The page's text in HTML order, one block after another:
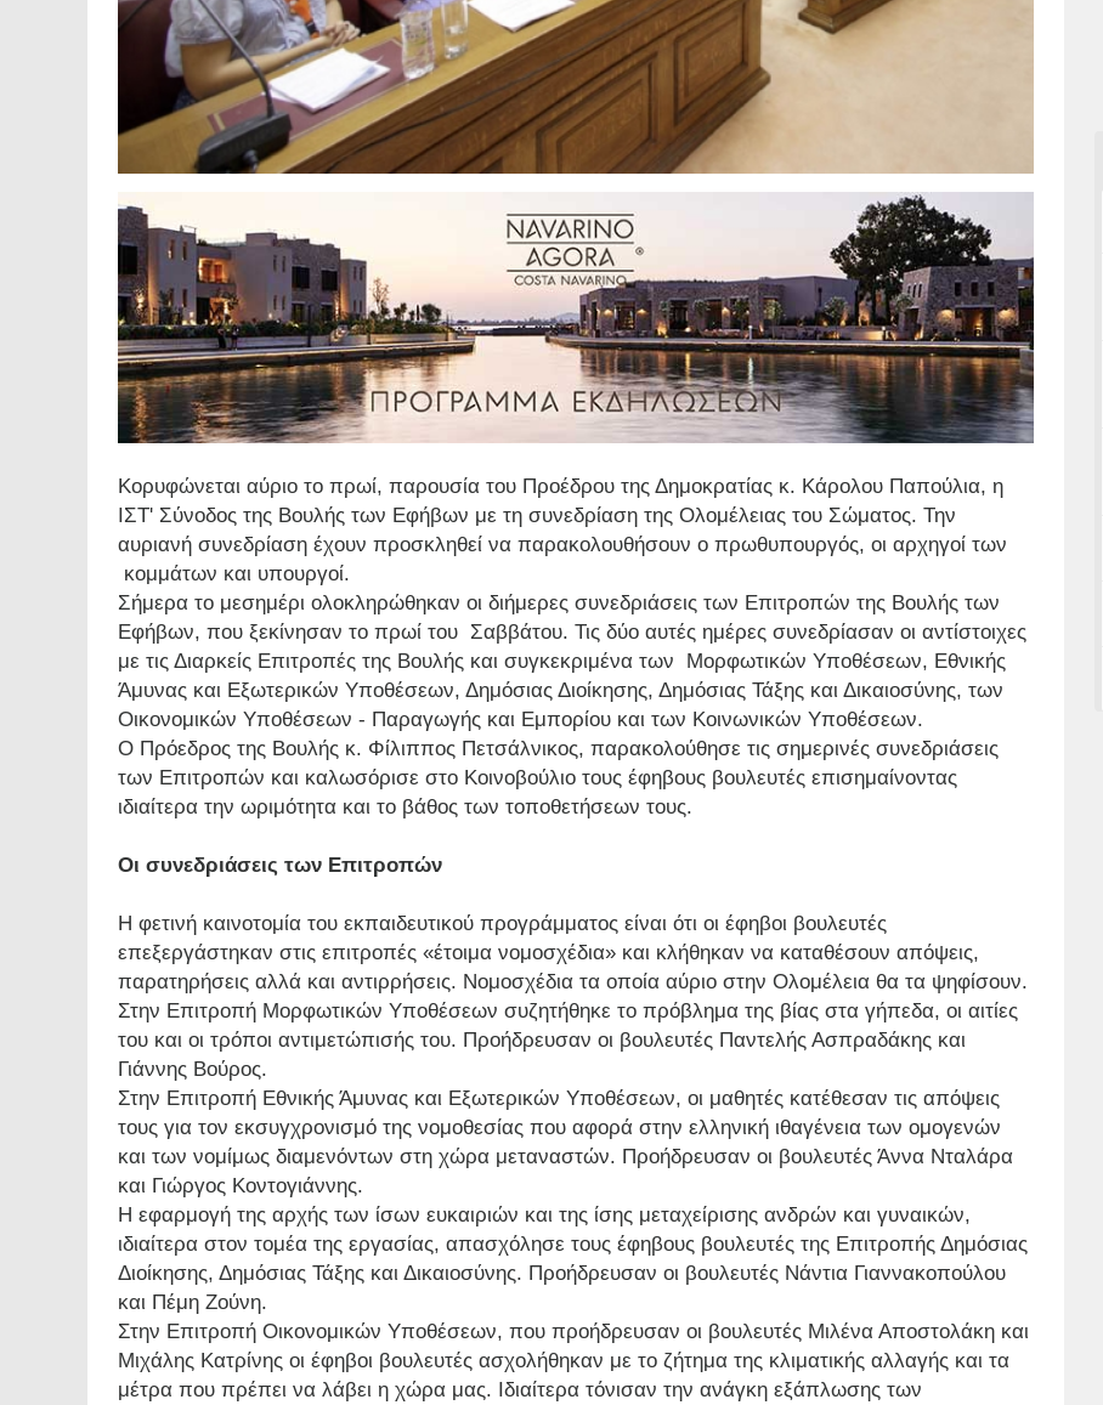
Κορυφώνεται αύριο το πρωί, παρουσία του Προέδρου της Δημοκρατίας κ. Κάρολου Παπούλια, η
ΙΣΤ' Σύνοδος της Βουλής των Εφήβων με τη συνεδρίαση της Ολομέλειας του Σώματος. Την
αυριανή συνεδρίαση έχουν προσκληθεί να παρακολουθήσουν ο πρωθυπουργός, οι αρχηγοί των
κομμάτων και υπουργοί.
Σήμερα το μεσημέρι ολοκληρώθηκαν οι διήμερες συνεδριάσεις των Επιτροπών της Βουλής των
Εφήβων, που ξεκίνησαν το πρωί του Σαββάτου. Τις δύο αυτές ημέρες συνεδρίασαν οι αντίστοιχες
με τις Διαρκείς Επιτροπές της Βουλής και συγκεκριμένα των Μορφωτικών Υποθέσεων, Εθνικής
Άμυνας και Εξωτερικών Υποθέσεων, Δημόσιας Διοίκησης, Δημόσιας Τάξης και Δικαιοσύνης, των
Οικονομικών Υποθέσεων - Παραγωγής και Εμπορίου και των Κοινωνικών Υποθέσεων.
Ο Πρόεδρος της Βουλής κ. Φίλιππος Πετσάλνικος, παρακολούθησε τις σημερινές συνεδριάσεις
των Επιτροπών και καλωσόρισε στο Κοινοβούλιο τους έφηβους βουλευτές επισημαίνοντας
ιδιαίτερα την ωριμότητα και το βάθος των τοποθετήσεων τους.
Οι συνεδριάσεις των Επιτροπών
Η φετινή καινοτομία του εκπαιδευτικού προγράμματος είναι ότι οι έφηβοι βουλευτές
επεξεργάστηκαν στις επιτροπές «έτοιμα νομοσχέδια» και κλήθηκαν να καταθέσουν απόψεις,
παρατηρήσεις αλλά και αντιρρήσεις. Νομοσχέδια τα οποία αύριο στην Ολομέλεια θα τα ψηφίσουν.
Στην Επιτροπή Μορφωτικών Υποθέσεων συζητήθηκε το πρόβλημα της βίας στα γήπεδα, οι αιτίες
του και οι τρόποι αντιμετώπισής του. Προήδρευσαν οι βουλευτές Παντελής Ασπραδάκης και
Γιάννης Βούρος.
Στην Επιτροπή Εθνικής Άμυνας και Εξωτερικών Υποθέσεων, οι μαθητές κατέθεσαν τις απόψεις
τους για τον εκσυγχρονισμό της νομοθεσίας που αφορά στην ελληνική ιθαγένεια των ομογενών
και των νομίμως διαμενόντων στη χώρα μεταναστών. Προήδρευσαν οι βουλευτές Άννα Νταλάρα
και Γιώργος Κοντογιάννης.
Η εφαρμογή της αρχής των ίσων ευκαιριών και της ίσης μεταχείρισης ανδρών και γυναικών,
ιδιαίτερα στον τομέα της εργασίας, απασχόλησε τους έφηβους βουλευτές της Επιτροπής Δημόσιας
Διοίκησης, Δημόσιας Τάξης και Δικαιοσύνης. Προήδρευσαν οι βουλευτές Νάντια Γιαννακοπούλου
και Πέμη Ζούνη.
Στην Επιτροπή Οικονομικών Υποθέσεων, που προήδρευσαν οι βουλευτές Μιλένα Αποστολάκη και
Μιχάλης Κατρίνης οι έφηβοι βουλευτές ασχολήθηκαν με το ζήτημα της κλιματικής αλλαγής και τα
μέτρα που πρέπει να λάβει η χώρα μας. Ιδιαίτερα τόνισαν την ανάγκη εξάπλωσης των